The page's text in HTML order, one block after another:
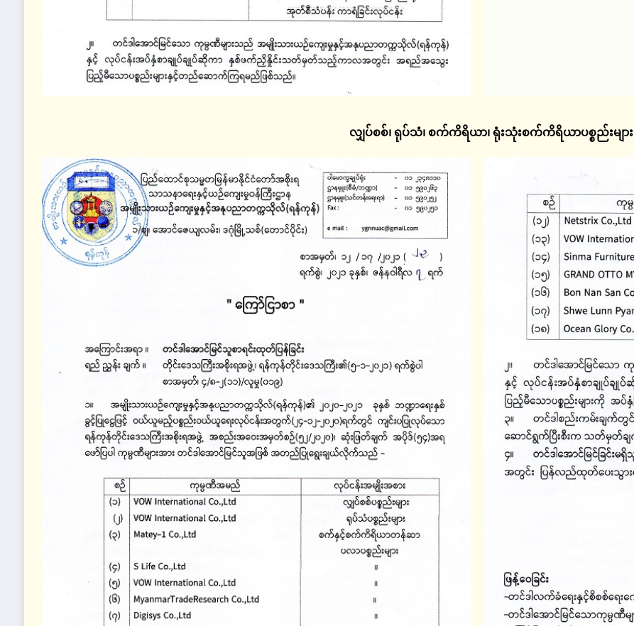
လျှပ်စစ်၊ ရုပ်သံ၊ စက်ကိရိယာ၊ ရုံးသုံးစက်ကိရိယာပစ္စည်းများ